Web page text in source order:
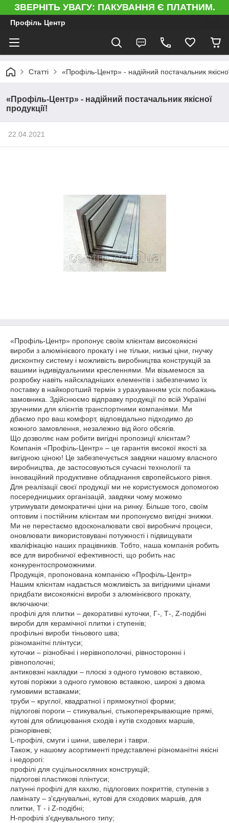
ЗВЕРНІТЬ УВАГУ: ПАКУВАННЯ Є ПЛАТНИМ.
Профіль Центр
Статті «Профіль-Центр» - надійний постачальник
«Профіль-Центр» - надійний постачальник якісної
продукції!
22.04.2021
«Профіль-Центр» пропонує своїм клієнтам високоякісні
вироби з алюмінієвого прокату і не тільки, низькі ціни, гнучку
дисконтну систему і можливість виробництва конструкцій за
вашими індивідуальними кресленнями. Ми візьмемося за
розробку навіть найскладніших елементів і забезпечимо їх
поставку в найкоротший термін з урахуванням усіх побажань
замовника. Здійснюємо відправку продукції по всій Україні
зручними для клієнтів транспортними компаніями. Ми
дбаємо про ваш комфорт, відповідально підходимо до
кожного замовлення, незалежно від його обсягів.
Що дозволяє нам робити вигідні пропозиції клієнтам?
Компанія «Профіль-Центр» – це гарантія високої якості за
вигідною ціною! Це забезпечується завдяки нашому власного
виробництва, де застосовуються сучасні технології та
інноваційний продуктивне обладнання європейського рівня.
Для реалізації своєї продукції ми не користуємося допомогою
посередницьких організацій, завдяки чому можемо
утримувати демократичні ціни на ринку. Більше того, своїм
оптовим і постійним клієнтам ми пропонуємо вигідні знижки.
Ми не перестаємо вдосконалювати свої виробничі процеси,
оновлювати використовувані потужності і підвищувати
кваліфікацію наших працівників. Тобто, наша компанія робить
все для виробничої ефективності, що робить нас
конкурентоспроможними.
Продукція, пропонована компанією «Профіль-Центр»
Нашим клієнтам надається можливість за вигідними цінами
придбати високоякісні вироби з алюмінієвого прокату,
включаючи:
профілі для плитки – декоративні куточки, Г-, Т-, Z-подібні
вироби для керамічної плитки і ступенів;
профільні вироби тіньового шва;
різноманітні плінтуси;
куточки – різнобічні і нерівнополочні, рівносторонні і
рівнополочні;
антиковзні накладки – плоскі з одного гумовою вставкою,
кутові поріжки з одного гумовою вставкою, широкі з двома
гумовими вставками;
труби – круглої, квадратної і прямокутної форми;
підлогові пороги – стикувальні, стыкоперекрывающие прямі,
кутові для облицювання сходів і кутів сходових маршів,
різнорівневі;
L-профілі, смуги і шини, швелери і таври.
Також, у нашому асортименті представлені різноманітні якісні
і недорогі:
профілі для суцільноскляних конструкцій;
підлогові пластикові плінтуси;
латунні профілі для кахлю, підлогових покриттів, ступенів з
ламінату – з'єднувальні, кутові для сходових маршів, для
плитки, Т - і Z-подібні;
Н-профілі з'єднувального типу;